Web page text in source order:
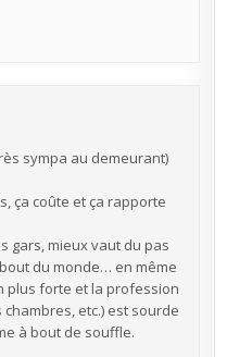
sympa au demeurant)
ça coûte et ça rapporte
gars, mieux vaut du pas
du monde… en même
plus forte et la profession
etc.) est sourde
à bout de souffle.